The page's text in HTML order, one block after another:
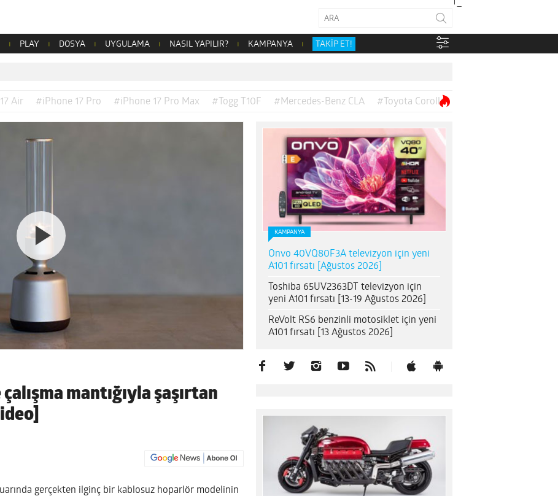
PLAY DOSYA UYGULAMA NASIL YAPILIR? KAMPANYA TAKİP ET!
Air #iPhone 17 Pro #iPhone 17 Pro Max #Togg T10F #Mercedes-Benz CLA #Toyota Corolla
mantığıyla şaşırtan
gerçekten ilginç bir kablosuz hoparlör modelinin
KAMPANYA
Onvo 40VQ80F3A televizyon için yeni
A101 fırsatı [Ağustos 2026]
Toshiba 65UV2363DT televizyon için
yeni A101 fırsatı [13-19 Ağustos 2026]
ReVolt RS6 benzinli motosiklet için yeni
A101 fırsatı [13 Ağustos 2026]